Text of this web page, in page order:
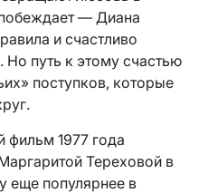
— Диана
и счастливо
Но путь к этому счастью
поступков, которые
фильм 1977 года
Тереховой в
еще популярнее в